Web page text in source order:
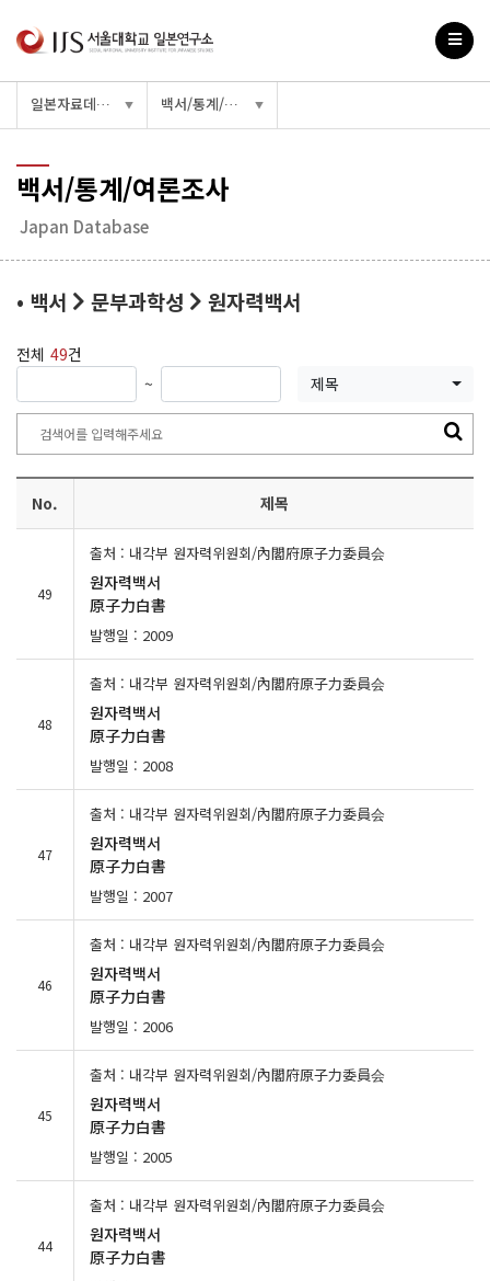
일본자료데이터베이스 ▼ 백서/통계/여론조사 ▼
백서/통계/여론조사
Japan Database
• 백서 문부과학성 원자력백서
전체 49건
~
제목
No. 제목
49
출처 : 내각부 원자력위원회/內閣府原子力委員会
원자력백서
原子力白書
발행일 : 2009
48
출처 : 내각부 원자력위원회/內閣府原子力委員会
원자력백서
原子力白書
발행일 : 2008
47
출처 : 내각부 원자력위원회/內閣府原子力委員会
원자력백서
原子力白書
발행일 : 2007
46
출처 : 내각부 원자력위원회/內閣府原子力委員会
원자력백서
原子力白書
발행일 : 2006
45
출처 : 내각부 원자력위원회/內閣府原子力委員会
원자력백서
原子力白書
발행일 : 2005
44
출처 : 내각부 원자력위원회/內閣府原子力委員会
원자력백서
原子力白書